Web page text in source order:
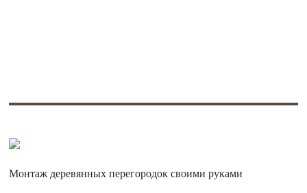
Монтаж деревянных перегородок своими руками